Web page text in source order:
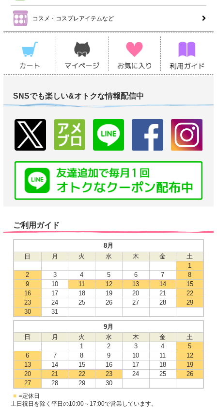
コスメ・コスプレアイテムなど
SNSでも楽しい&オトクな情報配信中
ご利用ガイド
8月
日
月 火 水 木 金
土
1
2
3 4 5 6 7
8
9
10 11 12 13 14
15
16
17 18 19 20 21
22
23
24 25 26 27 28
29
30
31
9月
日
月 火 水 木 金
土
1
2 3 4
5
6
7 8 9 10 11
12
13
14 15 16 17 18
19
20
21 22 23 24 25
26
27
28 29 30
■ =定休日
土日祝日を除く平日の10:00～17:00で営業しています。